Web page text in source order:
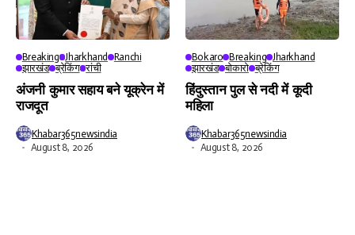
Breaking Jharkhand
Ranchi
झारखंड ब्रेकिंग रांची
अंजनी कुमार सहाय बने यूक्रेन में
राजदूत
Khabar365newsindia
August 8, 2026
Bokaro Breaking Jharkhand
झारखंड बोकारो ब्रेकिंग
हिंदुस्तान पुल से नदी में कूदी
महिला
Khabar365newsindia
August 8, 2026